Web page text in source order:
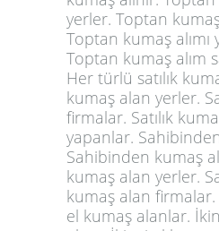
yerler. Toptan
Toptan kumaş alımı
Toptan kumaş alım
Her türlü satılık
kumaş alan yerler.
firmalar. Satılık
yapanlar.
Sahibinden kumaş
kumaş alan yerler.
kumaş alan
el kumaş alanlar.